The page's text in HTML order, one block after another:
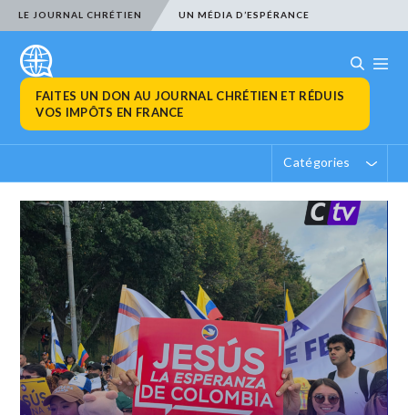
LE JOURNAL CHRÉTIEN UN MÉDIA D’ESPÉRANCE
FAITES UN DON AU JOURNAL CHRÉTIEN ET RÉDUIS
VOS IMPÔTS EN FRANCE
Catégories